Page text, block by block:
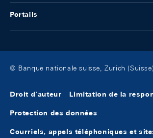
Portails
© Banque nationale suisse, Zurich
Droit d'auteur Limitation de la
Protection des données
Courriels, appels téléphoniques et